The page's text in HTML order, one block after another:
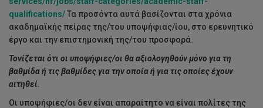
qualifications/Τα προσόντα αυτά βασίζονται στα χρόνια
ακαδημαϊκής πείρας της/του υποψήφιας/ίου, στο ερευνητικό
έργο και την επιστημονική της/του προσφορά.
Τονίζεται ότι οι υποψήφιες/οι θα αξιολογηθούν μόνο για τη
βαθμίδα ή τις βαθμίδες για την οποία ή για τις οποίες έχουν
αιτηθεί.
Οι υποψήφιες/οι δεν είναι απαραίτητο να είναι πολίτες της